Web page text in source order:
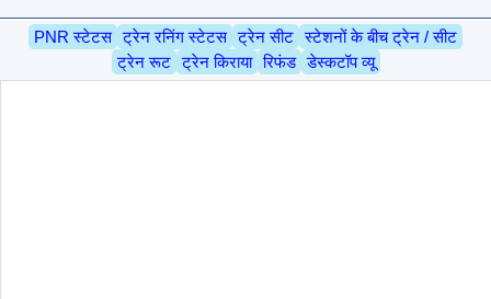
PNR स्टेटस ट्रेन रनिंग स्टेटस ट्रेन सीट स्टेशनों के बीच ट्रेन / सीट
ट्रेन रूट ट्रेन किराया रिफंड डेस्कटॉप व्यू